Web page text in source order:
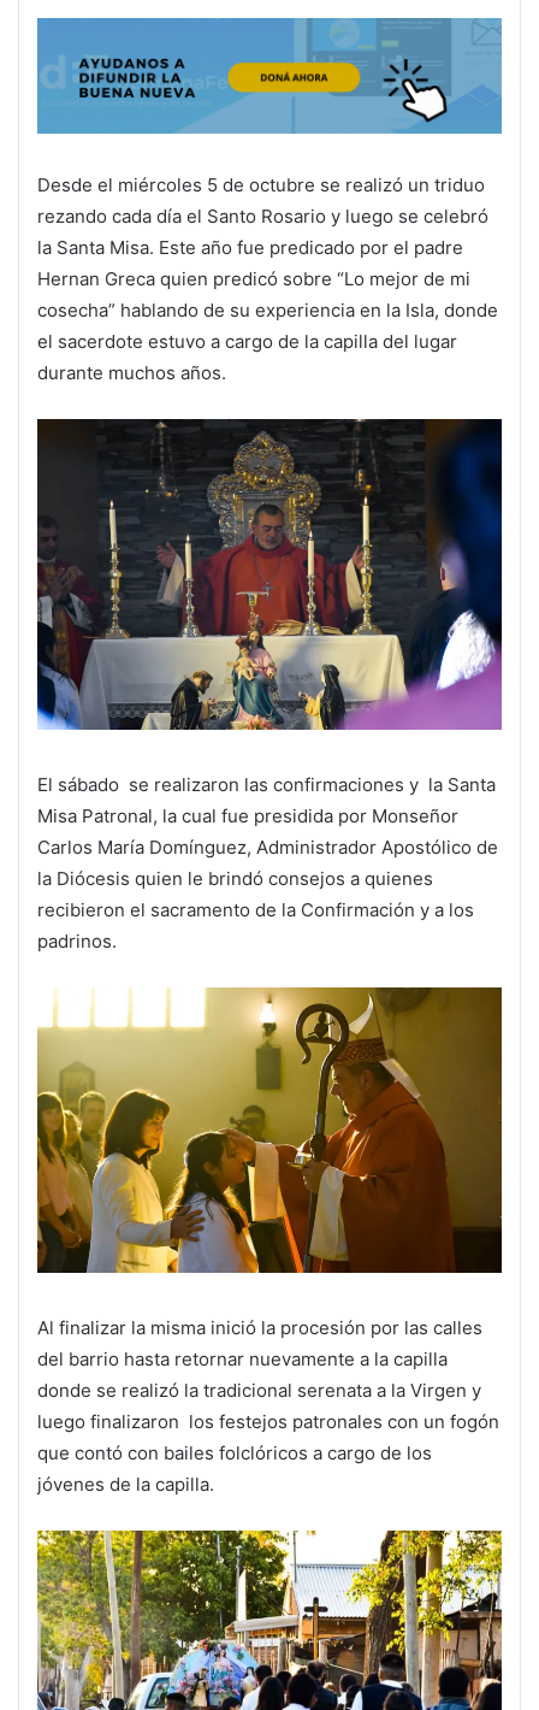
Desde el miércoles 5 de octubre se realizó un triduo
rezando cada día el Santo Rosario y luego se celebró
la Santa Misa. Este año fue predicado por el padre
Hernan Greca quien predicó sobre “Lo mejor de mi
cosecha” hablando de su experiencia en la Isla, donde
el sacerdote estuvo a cargo de la capilla del lugar
durante muchos años.
El sábado se realizaron las confirmaciones y la Santa
Misa Patronal, la cual fue presidida por Monseñor
Carlos María Domínguez, Administrador Apostólico de
la Diócesis quien le brindó consejos a quienes
recibieron el sacramento de la Confirmación y a los
padrinos.
Al finalizar la misma inició la procesión por las calles
del barrio hasta retornar nuevamente a la capilla
donde se realizó la tradicional serenata a la Virgen y
luego finalizaron los festejos patronales con un fogón
que contó con bailes folclóricos a cargo de los
jóvenes de la capilla.